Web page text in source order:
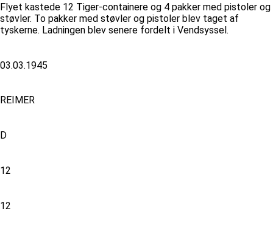
Flyet kastede 12 Tiger-containere og 4 pakker med pistoler og
støvler. To pakker med støvler og pistoler blev taget af
tyskerne. Ladningen blev senere fordelt i Vendsyssel.
03.03.1945
REIMER
D
12
12